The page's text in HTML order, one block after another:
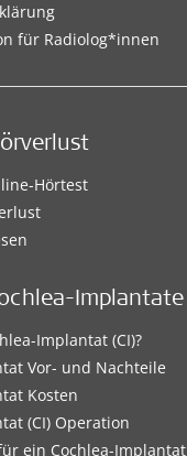
für Radiolog*innen
Hörtest
Implantate
Implantat (CI)?
Vor- und Nachteile
Kosten
(CI) Operation
ein Cochlea-Implantat